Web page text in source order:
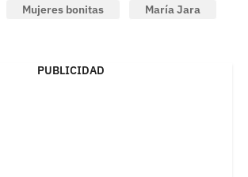
Mujeres bonitas María Jara
PUBLICIDAD